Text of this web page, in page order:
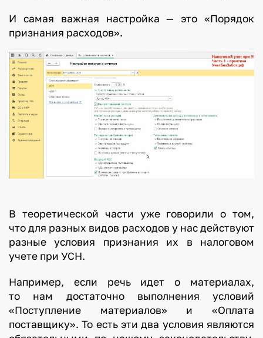
И самая важная настройка — это «Порядок
признания расходов».
В теоретической части уже говорили о том,
что для разных видов расходов у нас действуют
разные условия признания их в налоговом
учете при УСН.
Например, если речь идет о материалах,
то нам достаточно выполнения условий
«Поступление материалов» и «Оплата
поставщику». То есть эти два условия являются